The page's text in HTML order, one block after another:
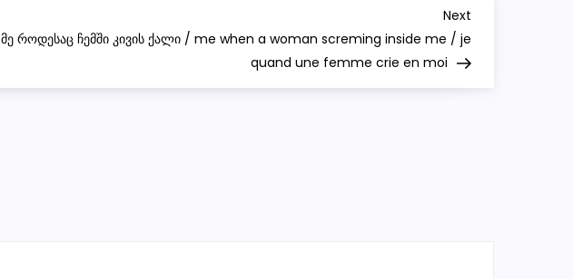
Nikki
Slow
in
Rustavi
Next
მე როდესაც ჩემში კივის ქალი / me when a woman screming inside me / je
quand une femme crie en moi